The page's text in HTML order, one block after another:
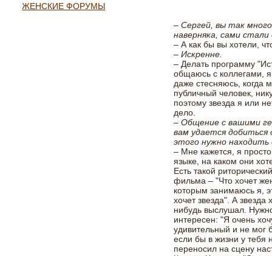
ЖЕНСКИЕ ФОРУМЫ
– Сергей, вы так
наверняка, сами
– А как бы вы хотели,
– Искренне.
– Делать программу
общаюсь с коллегами,
даже стесняюсь, когда
публичный человек,
поэтому звезда я или
дело.
– Общение с вашими
вам удается
этого нужно находить
– Мне кажется, я
языке, на каком они
Есть такой
фильма – "Что хочет
которым занимаюсь я,
хочет звезда". А звезда
нибудь выслушал.
интересен: "Я очень
удивительный и не мог
если бы в жизни у тебя
переносил на сцену